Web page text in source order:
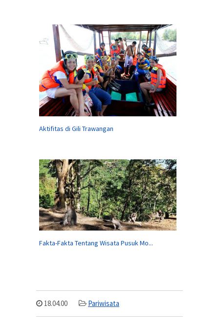
Aktifitas di Gili Trawangan
Fakta-Fakta Tentang Wisata Pusuk Mo...
18.04.00 Pariwisata